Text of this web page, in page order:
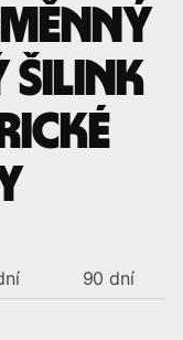
šilink
90 dní